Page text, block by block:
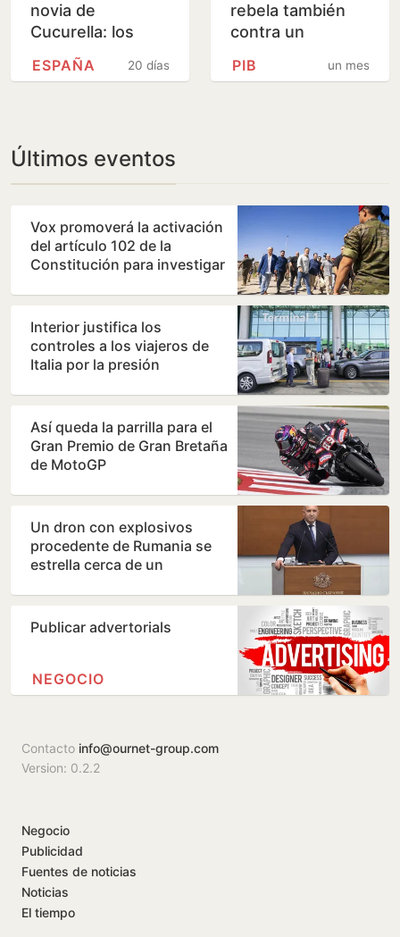
novia de
Cucurella: los
famosos celebran
la victoria de
20 días
ESPAÑA
rebela también
contra un
cuesta casi 6.000
un mes
PIB
Últimos eventos
Vox promoverá la activación
del artículo 102 de la
Constitución para investigar
Interior justifica los
controles a los viajeros de
Italia por la presión
Así queda la parrilla para el
Gran Premio de Gran Bretaña
de MotoGP
Un dron con explosivos
procedente de Rumania se
estrella cerca de un
Publicar advertorials
NEGOCIO
Contacto info@ournet-group.com
Version: 0.2.2
Negocio
Publicidad
Fuentes de noticias
Noticias
El tiempo